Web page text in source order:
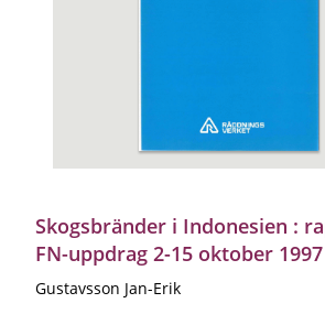
Skogsbränder i Indonesien :
FN-uppdrag 2-15 oktober 1997
Gustavsson Jan-Erik